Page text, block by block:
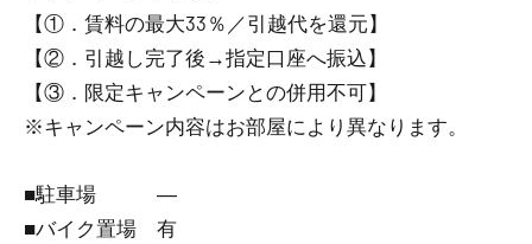
【①．賃料の最大33％／引越代を還元】
【②．引越し完了後→指定口座へ振込】
【③．限定キャンペーンとの併用不可】
※キャンペーン内容はお部屋により異なります。
■駐車場 ―
■バイク置場 有